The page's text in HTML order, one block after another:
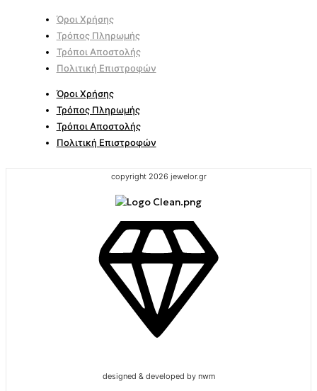
Όροι Χρήσης
Τρόπος Πληρωμής
Τρόποι Αποστολής
Πολιτική Επιστροφών
Όροι Χρήσης
Τρόπος Πληρωμής
Τρόποι Αποστολής
Πολιτική Επιστροφών
copyright 2026 jewelor.gr
designed & developed by nwm